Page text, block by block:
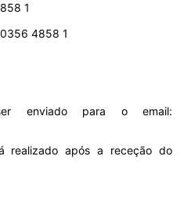
1
4858 1
enviado para o email:
realizado após a receção do